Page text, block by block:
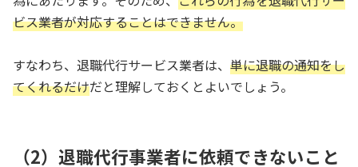
ビス業者が対応することはできません。
すなわち、退職代行サービス業者は、 単に退職の通知をし
てくれるだけだと理解しておくとよいでしょう。
（2）退職代行事業者に依頼できないこと